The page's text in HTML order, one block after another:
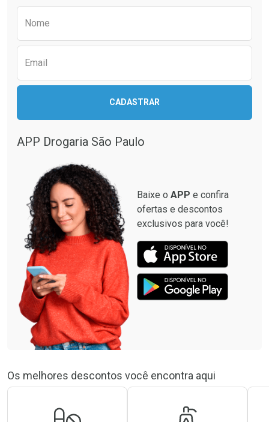
Comprar sem Desconto
Comprar sem Desconto
Nome
Email
CADASTRAR
APP Drogaria São Paulo
Baixe o APP e confira
ofertas e descontos
exclusivos para você!
Os melhores descontos você encontra aqui